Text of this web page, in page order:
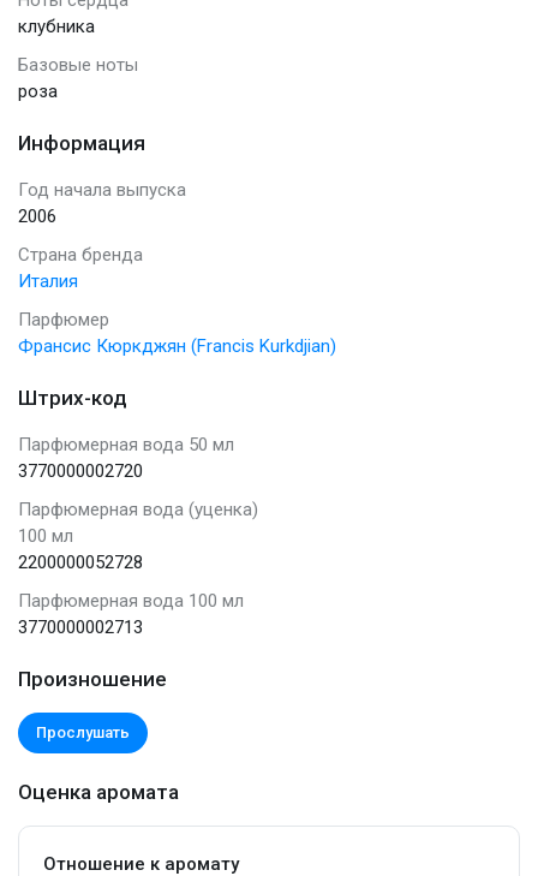
клубника
Базовые ноты
роза
Информация
Год начала выпуска
2006
Страна бренда
Италия
Парфюмер
Франсис Кюркджян (Francis Kurkdjian)
Штрих-код
Парфюмерная вода 50 мл
3770000002720
Парфюмерная вода (уценка)
100 мл
2200000052728
Парфюмерная вода 100 мл
3770000002713
Произношение
Прослушать
Оценка аромата
Отношение к аромату